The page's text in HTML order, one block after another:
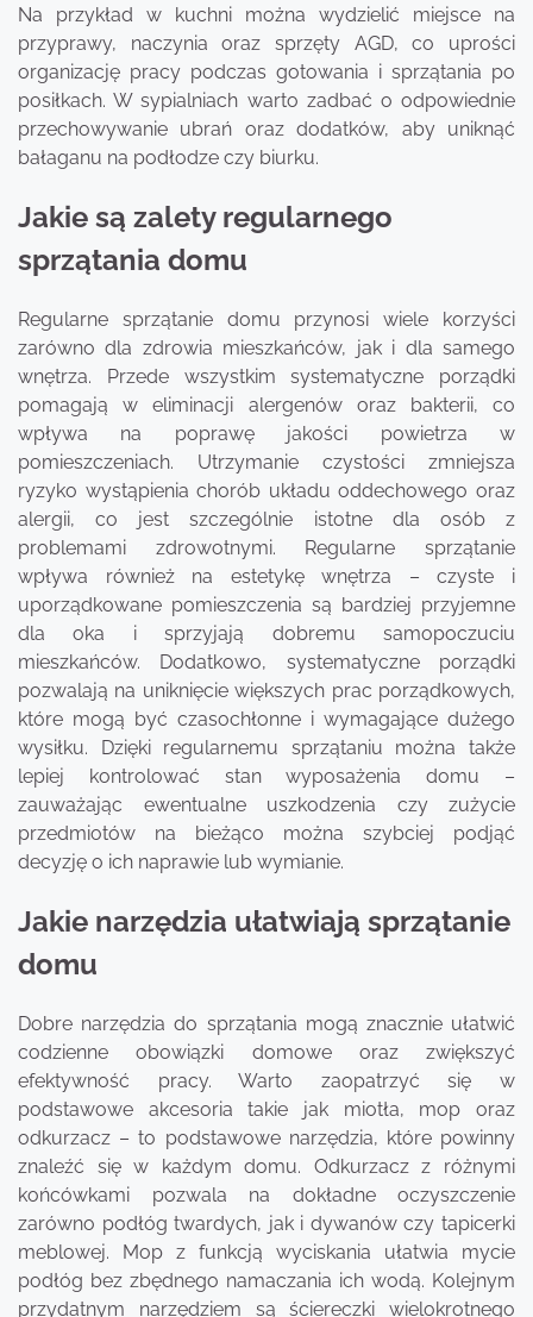
Na przykład w kuchni można wydzielić miejsce na
przyprawy, naczynia oraz sprzęty AGD, co uprości
organizację pracy podczas gotowania i sprzątania po
posiłkach. W sypialniach warto zadbać o odpowiednie
przechowywanie ubrań oraz dodatków, aby uniknąć
bałaganu na podłodze czy biurku.
Jakie są zalety regularnego
sprzątania domu
Regularne sprzątanie domu przynosi wiele korzyści
zarówno dla zdrowia mieszkańców, jak i dla samego
wnętrza. Przede wszystkim systematyczne porządki
pomagają w eliminacji alergenów oraz bakterii, co
wpływa na poprawę jakości powietrza w
pomieszczeniach. Utrzymanie czystości zmniejsza
ryzyko wystąpienia chorób układu oddechowego oraz
alergii, co jest szczególnie istotne dla osób z
problemami zdrowotnymi. Regularne sprzątanie
wpływa również na estetykę wnętrza – czyste i
uporządkowane pomieszczenia są bardziej przyjemne
dla oka i sprzyjają dobremu samopoczuciu
mieszkańców. Dodatkowo, systematyczne porządki
pozwalają na uniknięcie większych prac porządkowych,
które mogą być czasochłonne i wymagające dużego
wysiłku. Dzięki regularnemu sprzątaniu można także
lepiej kontrolować stan wyposażenia domu –
zauważając ewentualne uszkodzenia czy zużycie
przedmiotów na bieżąco można szybciej podjąć
decyzję o ich naprawie lub wymianie.
Jakie narzędzia ułatwiają sprzątanie
domu
Dobre narzędzia do sprzątania mogą znacznie ułatwić
codzienne obowiązki domowe oraz zwiększyć
efektywność pracy. Warto zaopatrzyć się w
podstawowe akcesoria takie jak miotła, mop oraz
odkurzacz – to podstawowe narzędzia, które powinny
znaleźć się w każdym domu. Odkurzacz z różnymi
końcówkami pozwala na dokładne oczyszczenie
zarówno podłóg twardych, jak i dywanów czy tapicerki
meblowej. Mop z funkcją wyciskania ułatwia mycie
podłóg bez zbędnego namaczania ich wodą. Kolejnym
przydatnym narzędziem są ściereczki wielokrotnego